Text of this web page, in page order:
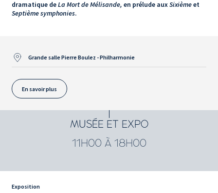
dramatique deLa Mort de Mélisande, en prélude auxSixièmeet
Septième symphonies.
Grande salle Pierre Boulez - Philharmonie
En savoir plus
MUSÉE ET EXPO
11H00 À 18H00
Exposition